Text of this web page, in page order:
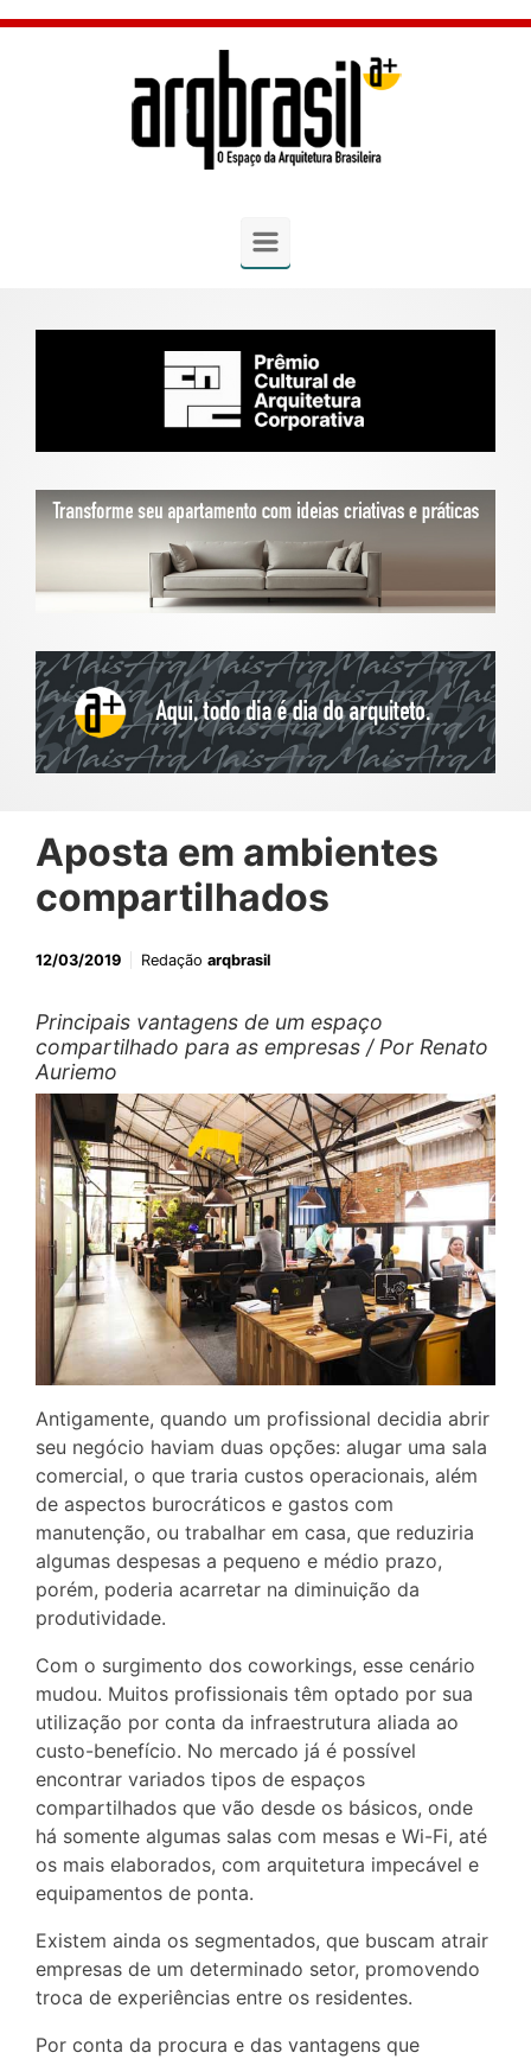
Skip to main content
Aposta em ambientes
compartilhados
12/03/2019 Redação arqbrasil
Principais vantagens de um espaço
compartilhado para as empresas / Por Renato
Auriemo
Antigamente, quando um profissional decidia abrir
seu negócio haviam duas opções: alugar uma sala
comercial, o que traria custos operacionais, além
de aspectos burocráticos e gastos com
manutenção, ou trabalhar em casa, que reduziria
algumas despesas a pequeno e médio prazo,
porém, poderia acarretar na diminuição da
produtividade.
Com o surgimento dos coworkings, esse cenário
mudou. Muitos profissionais têm optado por sua
utilização por conta da infraestrutura aliada ao
custo-benefício. No mercado já é possível
encontrar variados tipos de espaços
compartilhados que vão desde os básicos, onde
há somente algumas salas com mesas e Wi-Fi, até
os mais elaborados, com arquitetura impecável e
equipamentos de ponta.
Existem ainda os segmentados, que buscam atrair
empresas de um determinado setor, promovendo
troca de experiências entre os residentes.
Por conta da procura e das vantagens que